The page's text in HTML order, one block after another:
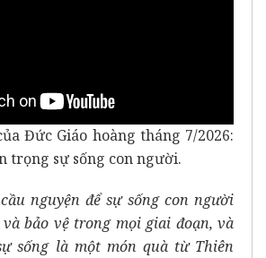
Đức Giáo hoàng tháng 7/2026:
trọng sự sống con người.
nguyện để sự sống con người
bảo vệ trong mọi giai đoạn, và
sống là một món quà từ Thiên